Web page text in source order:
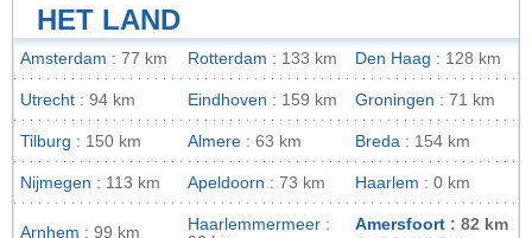
HET LAND
Amsterdam : 77 km Rotterdam : 133 km Den Haag : 128 km
Utrecht : 94 km Eindhoven : 159 km Groningen : 71 km
Tilburg : 150 km Almere : 63 km Breda : 154 km
Nijmegen : 113 km Apeldoorn : 73 km Haarlem : 0 km
Arnhem : 99 km Haarlemmermeer :
Amersfoort : 82 km